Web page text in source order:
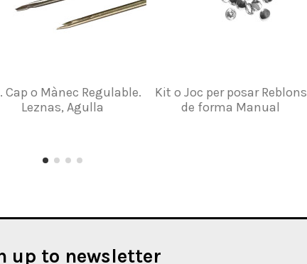
Cap o Mànec Regulable.
Leznas, Agulla
Kit o Joc per posar Reblons
de forma Manual
up to newsletter